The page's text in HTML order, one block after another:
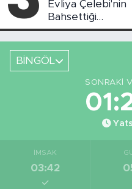
Evliya Çelebi'nin
Bahsettiği
Bingöl'deki O
Yeri Görüntüledi
BİNGÖL
SONRAKI
İMSAK
03:42